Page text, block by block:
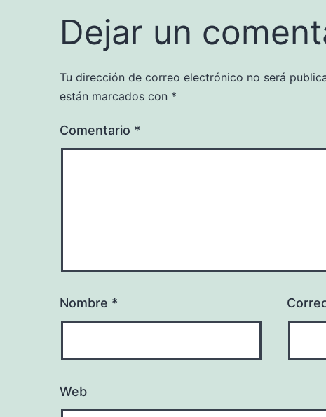
Dejar un
Tu dirección de correo electrónico no será
están marcados con *
Comentario *
Nombre *
Web